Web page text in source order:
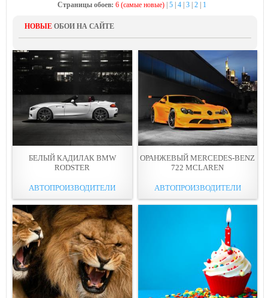
Страницы обоев: 6 (самые новые) 5 4 3 2 1
НОВЫЕ ОБОИ НА САЙТЕ
БЕЛЫЙ КАДИЛАК BMW
RODSTER
АВТОПРОИЗВОДИТЕЛИ
ОРАНЖЕВЫЙ MERCEDES-BENZ
722 MCLAREN
АВТОПРОИЗВОДИТЕЛИ